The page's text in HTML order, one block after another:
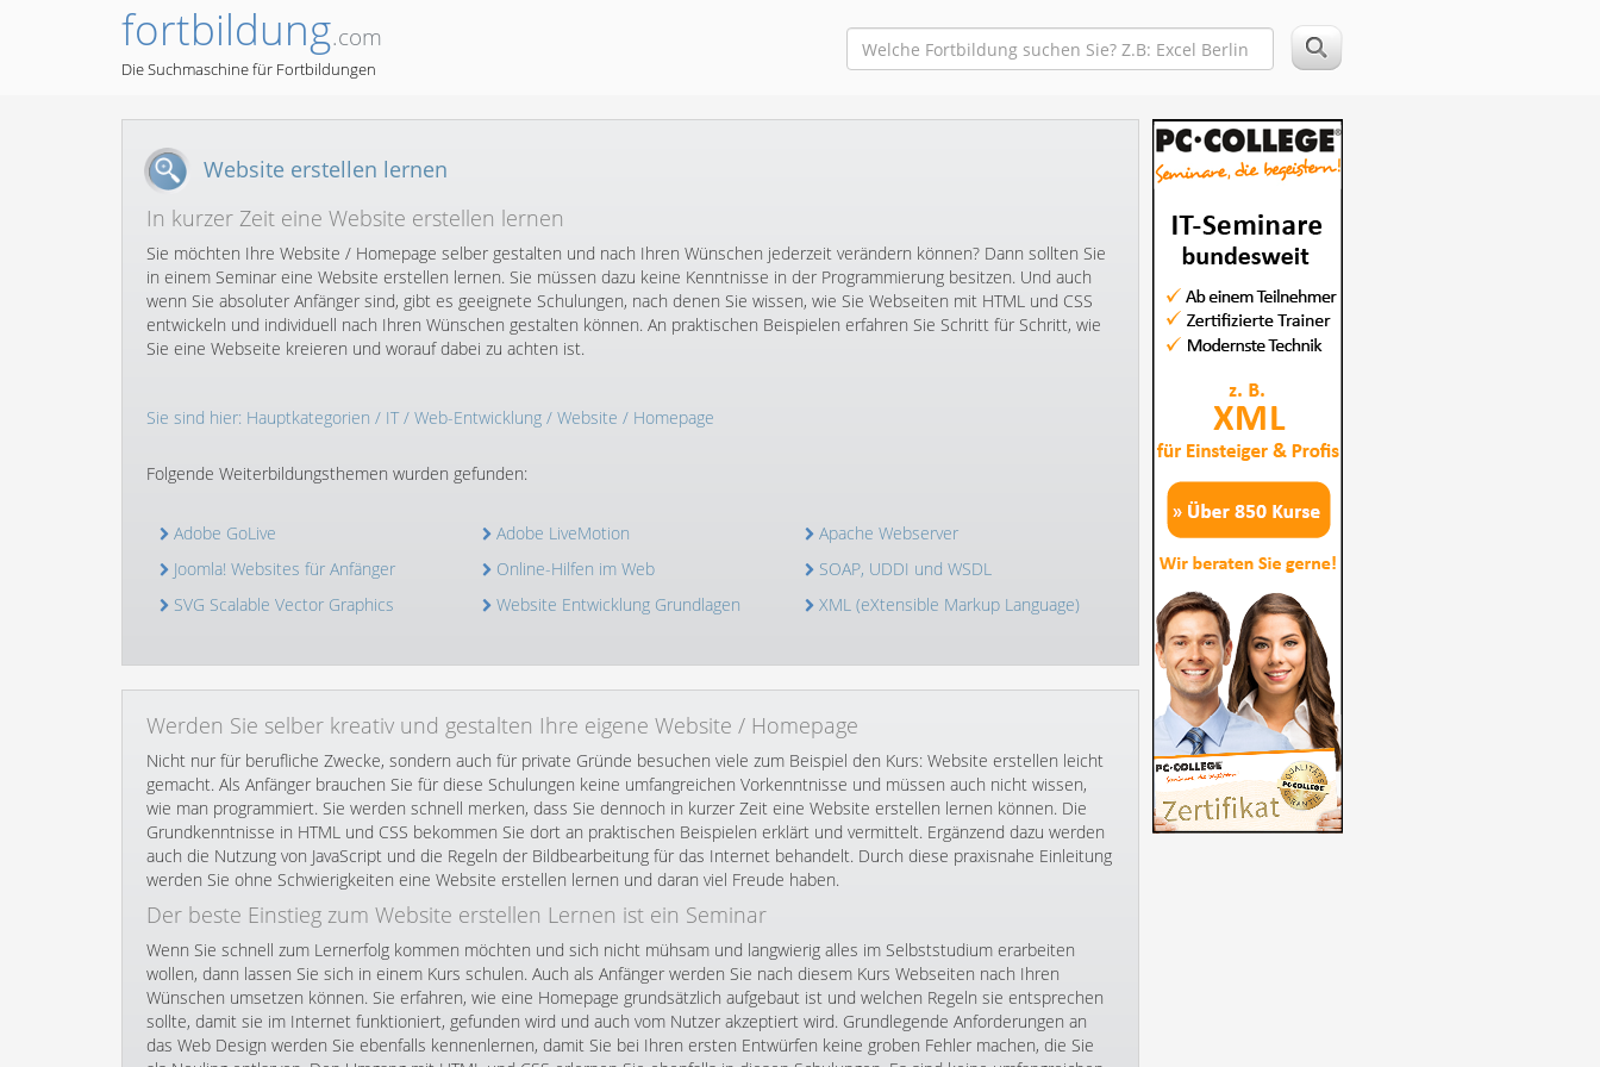
fortbildung.com
Die Suchmaschine für Fortbildungen
Website erstellen lernen
In kurzer Zeit eine Website erstellen lernen
Sie möchten Ihre Website / Homepage selber gestalten und nach Ihren Wünschen jederzeit verändern können? Dann sollten Sie
in einem Seminar eine Website erstellen lernen. Sie müssen dazu keine Kenntnisse in der Programmierung besitzen. Und auch
wenn Sie absoluter Anfänger sind, gibt es geeignete Schulungen, nach denen Sie wissen, wie Sie Webseiten mit HTML und CSS
entwickeln und individuell nach Ihren Wünschen gestalten können. An praktischen Beispielen erfahren Sie Schritt für Schritt, wie
Sie eine Webseite kreieren und worauf dabei zu achten ist.
Sie sind hier: Hauptkategorien / IT/ Web-Entwicklung / Website / Homepage
Folgende Weiterbildungsthemen wurden gefunden:
Adobe GoLive Adobe LiveMotion
Apache Webserver
Joomla! Websites für Anfänger
Online-Hilfen im Web
SOAP, UDDI und WSDL
SVG Scalable Vector Graphics
Website Entwicklung Grundlagen XML (eXtensible Markup Language)
Werden Sie selber kreativ und gestalten Ihre eigene Website / Homepage
Nicht nur für berufliche Zwecke, sondern auch für private Gründe besuchen viele zum Beispiel den Kurs: Website erstellen leicht
gemacht. Als Anfänger brauchen Sie für diese Schulungen keine umfangreichen Vorkenntnisse und müssen auch nicht wissen,
wie man programmiert. Sie werden schnell merken, dass Sie dennoch in kurzer Zeit eine Website erstellen lernen können. Die
Grundkenntnisse in HTML und CSS bekommen Sie dort an praktischen Beispielen erklärt und vermittelt. Ergänzend dazu werden
auch die Nutzung von JavaScript und die Regeln der Bildbearbeitung für das Internet behandelt. Durch diese praxisnahe Einleitung
werden Sie ohne Schwierigkeiten eine Website erstellen lernen und daran viel Freude haben.
Der beste Einstieg zum Website erstellen Lernen ist ein Seminar
Wenn Sie schnell zum Lernerfolg kommen möchten und sich nicht mühsam und langwierig alles im Selbststudium erarbeiten
wollen, dann lassen Sie sich in einem Kurs schulen. Auch als Anfänger werden Sie nach diesem Kurs Webseiten nach Ihren
Wünschen umsetzen können. Sie erfahren, wie eine Homepage grundsätzlich aufgebaut ist und welchen Regeln sie entsprechen
sollte, damit sie im Internet funktioniert, gefunden wird und auch vom Nutzer akzeptiert wird. Grundlegende Anforderungen an
das Web Design werden Sie ebenfalls kennenlernen, damit Sie bei Ihren ersten Entwürfen keine groben Fehler machen, die Sie